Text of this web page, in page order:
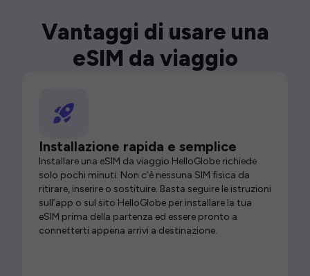
Vantaggi di usare una
eSIM da viaggio
Installazione rapida e semplice
Installare una eSIM da viaggio HelloGlobe richiede
solo pochi minuti. Non c’è nessuna SIM fisica da
ritirare, inserire o sostituire. Basta seguire le istruzioni
sull’app o sul sito HelloGlobe per installare la tua
eSIM prima della partenza ed essere pronto a
connetterti appena arrivi a destinazione.